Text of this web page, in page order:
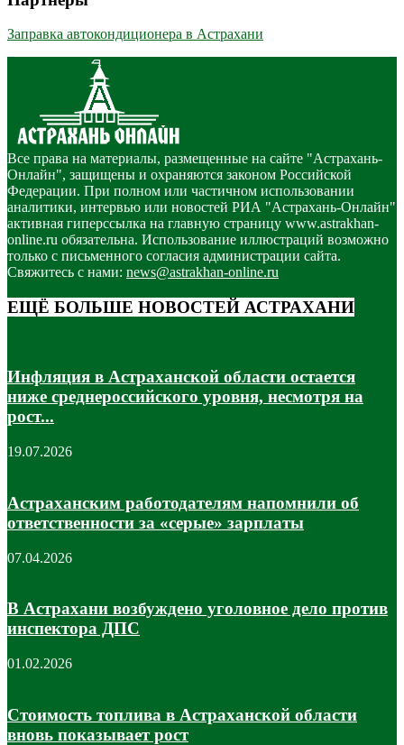
Заправка автокондиционера в Астрахани
Все права на материалы, размещенные на сайте "Астрахань-
Онлайн", защищены и охраняются законом Российской
Федерации. При полном или частичном использовании
аналитики, интервью или новостей РИА "Астрахань-Онлайн"
активная гиперссылка на главную страницу www.astrakhan-
online.ru обязательна. Использование иллюстраций возможно
только с письменного согласия администрации сайта.
Свяжитесь с нами: news@astrakhan-online.ru
ЕЩЁ БОЛЬШЕ НОВОСТЕЙ АСТРАХАНИ
Инфляция в Астраханской области остается
ниже среднероссийского уровня, несмотря на
рост...
19.07.2026
Астраханским работодателям напомнили об
ответственности за «серые» зарплаты
07.04.2026
В Астрахани возбуждено уголовное дело против
инспектора ДПС
01.02.2026
Стоимость топлива в Астраханской области
вновь показывает рост